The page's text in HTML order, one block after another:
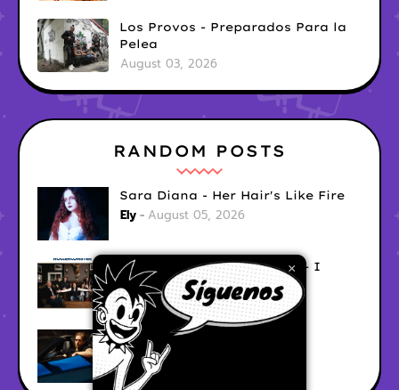
×
Los Provos - Preparados Para la
Pelea
August 03, 2026
RANDOM POSTS
Sara Diana - Her Hair's Like Fire
Ely August 05, 2026
Good Vibes Rollercoaster - I
Don't Care
Ely August 05, 2026
Hyperwulf - FaceTime
Ely August 04, 2026